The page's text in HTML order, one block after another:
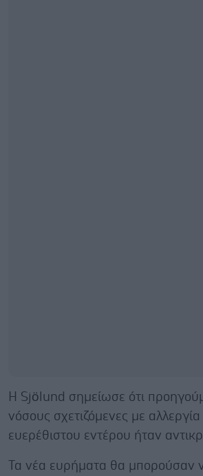
Η Sjölund σημείωσε ότι
νόσους σχετιζόμενες με
ευερέθιστου εντέρου ήταν
Τα νέα ευρήματα θα μπορούσαν